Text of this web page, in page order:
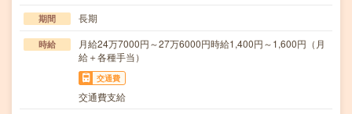
期間 長期
時給
月給24万7000円～27万6000円時給1,400円～1,600円（月
給＋各種手当）
交通費
交通費支給